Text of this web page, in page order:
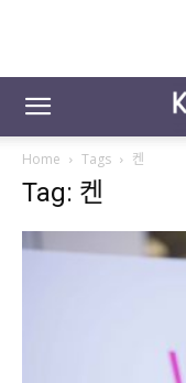
Home Tags 켄
Tag: 켄